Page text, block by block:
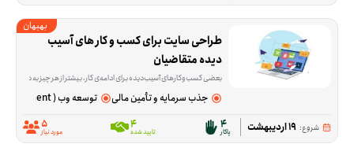
بهبهان
دیده متقاضیان
بعضی کسب‌وکارهای آسیب‌دیده برای ادامه‌ی کار، بیشتر از هر چیز به دیده‌شدن در فضای مجازی و کمی پشتیبانی مالی نیاز دارند. این فرصت برای کمک به همین نیاز شکل گرفته و تمرکزش روی
جذب سرمایه و تأمین مالی توسعه وب ( Web Development )
شروع: 19 اردیبهشت 4
پاکار 4
تایید شده 5
مورد نیاز